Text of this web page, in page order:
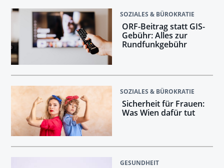
SOZIALES & BÜROKRATIE
ORF-Beitrag statt GIS-
Gebühr: Alles zur
Rundfunkgebühr
SOZIALES & BÜROKRATIE
Sicherheit für Frauen:
Was Wien dafür tut
GESUNDHEIT